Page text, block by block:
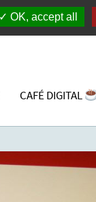
CAFÉ DIGITAL
OK, accept all